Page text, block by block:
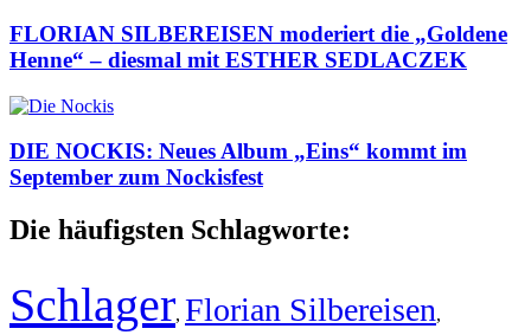
FLORIAN SILBEREISEN moderiert die „Goldene
Henne“ – diesmal mit ESTHER SEDLACZEK
DIE NOCKIS: Neues Album „Eins“ kommt im
September zum Nockisfest
Die häufigsten Schlagworte:
Schlager, Florian Silbereisen,